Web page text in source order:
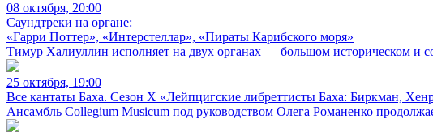
08 октября, 20:00
Саундтреки на органе:
«Гарри Поттер», «Интерстеллар», «Пираты Карибского моря»
Тимур Халиуллин исполняет на двух органах — большом историческом и
25 октября, 19:00
Все кантаты Баха. Сезон X «Лейпцигские либреттисты Баха: Биркман,
Ансамбль Collegium Musicum под руководством Олега Романенко